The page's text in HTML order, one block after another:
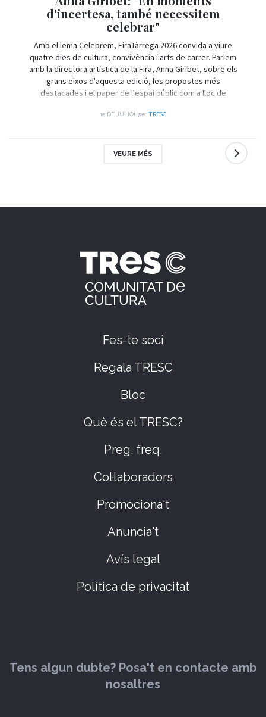
d'incertesa, també necessitem
celebrar"
Amb el lema Celebrem, FiraTàrrega 2026 convida a viure
quatre dies de cultura, convivència i arts de carrer. Parlem
amb la directora artística de la Fira, Anna Giribet, sobre els
grans eixos d'aquesta edició, les propostes més
destacades i el paper de l'espai públic com a lloc de
15 DE JULIOL per TRESC
VEURE MÉS
Fes-te soci
Regala TRESC
Bloc
Què és el TRESC?
Preg. freq.
Col·laboradors
Promociona't
Anuncia't
Avís legal
Política de privacitat
Tens algun dubte? Posa't en contacte amb
nosaltres